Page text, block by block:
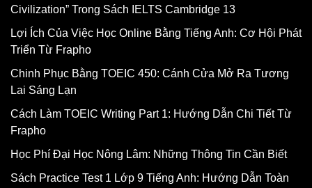
Civilization” Trong Sách IELTS Cambridge 13
Lợi Ích Của Việc Học Online Bằng Tiếng Anh: Cơ Hội Phát
Triển Từ Frapho
Chinh Phục Bằng TOEIC 450: Cánh Cửa Mở Ra Tương
Lai Sáng Lạn
Cách Làm TOEIC Writing Part 1: Hướng Dẫn Chi Tiết Từ
Frapho
Học Phí Đại Học Nông Lâm: Những Thông Tin Cần Biết
Sách Practice Test 1 Lớp 9 Tiếng Anh: Hướng Dẫn Toàn